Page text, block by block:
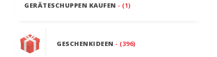
GERÄTESCHUPPEN KAUFEN - (1)
GESCHENKIDEEN - (396)